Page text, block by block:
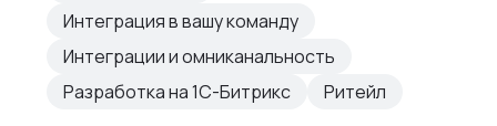
Интеграция в вашу команду
Интеграции и омниканальность
Разработка на 1С-Битрикс
Ритейл